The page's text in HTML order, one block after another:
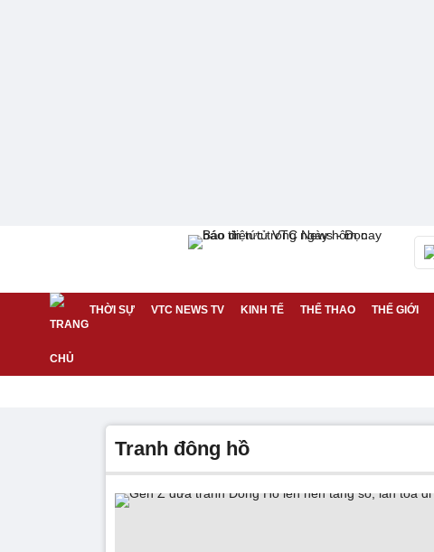
THỜI SỰ VTC NEWS TV KINH TẾ THỂ THAO THẾ GIỚI
tranh đông hồ